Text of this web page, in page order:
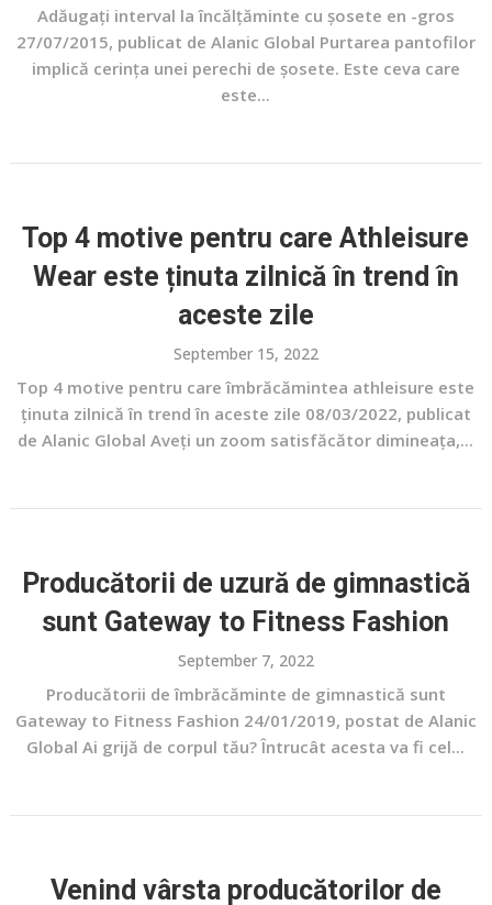
Adăugați interval la încălțăminte cu șosete en -gros
27/07/2015, publicat de Alanic Global Purtarea pantofilor
implică cerința unei perechi de șosete. Este ceva care
este...
Top 4 motive pentru care Athleisure
Wear este ținuta zilnică în trend în
aceste zile
September 15, 2022
Top 4 motive pentru care îmbrăcămintea athleisure este
ținuta zilnică în trend în aceste zile 08/03/2022, publicat
de Alanic Global Aveți un zoom satisfăcător dimineața,...
Producătorii de uzură de gimnastică
sunt Gateway to Fitness Fashion
September 7, 2022
Producătorii de îmbrăcăminte de gimnastică sunt
Gateway to Fitness Fashion 24/01/2019, postat de Alanic
Global Ai grijă de corpul tău? Întrucât acesta va fi cel...
Venind vârsta producătorilor de